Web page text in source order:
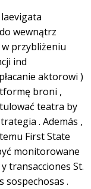
wewnątrz
przybliżeniu
ind
aktorowi )
broni ,
teatra by
. Además ,
First State
monitorowane
transacciones St.
sospechosas .